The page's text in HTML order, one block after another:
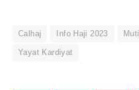
Calhaj Info Haji 2023
Yayat Kardiyat